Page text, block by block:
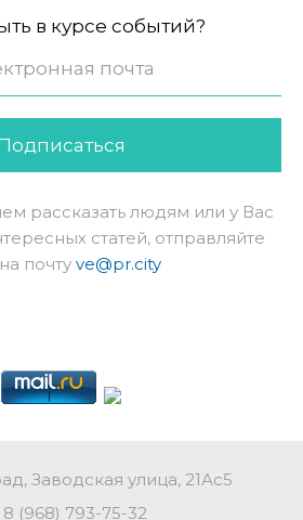
в курсе событий?
рассказать людям или у Вас
статей, отправляйте
почту ve@pr.city
Заводская улица, 21Ас5
8 (968) 793-75-32